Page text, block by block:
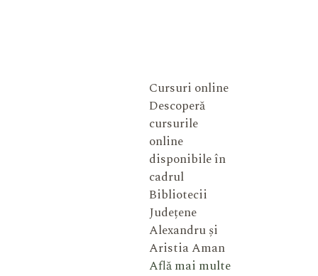
Cursuri online
Descoperă
cursurile
online
disponibile în
cadrul
Bibliotecii
Județene
Alexandru și
Aristia Aman
Află mai multe